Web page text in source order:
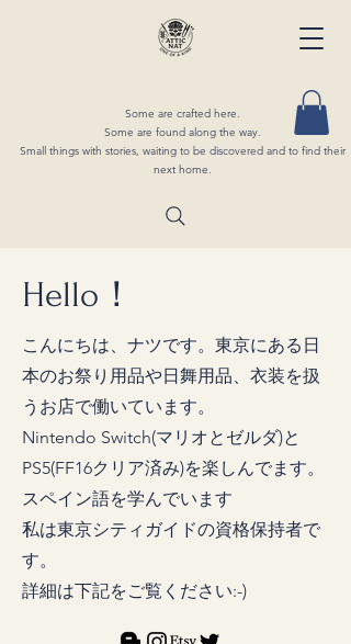
Some are crafted here.
Some are found along the way.
Small things with stories, waiting to be discovered and to find their
next home.
​​​Hello！
こんにちは、ナツです。東京にある日
本のお祭り用品や日舞用品、衣装を扱
うお店で働いています。
Nintendo Switch(マリオとゼルダ)と
PS5(FF16クリア済み)を楽しんでます。
スペイン語を学んでいます
私は東京シティガイドの資格保持者で
す。
詳細は下記をご覧ください:-)